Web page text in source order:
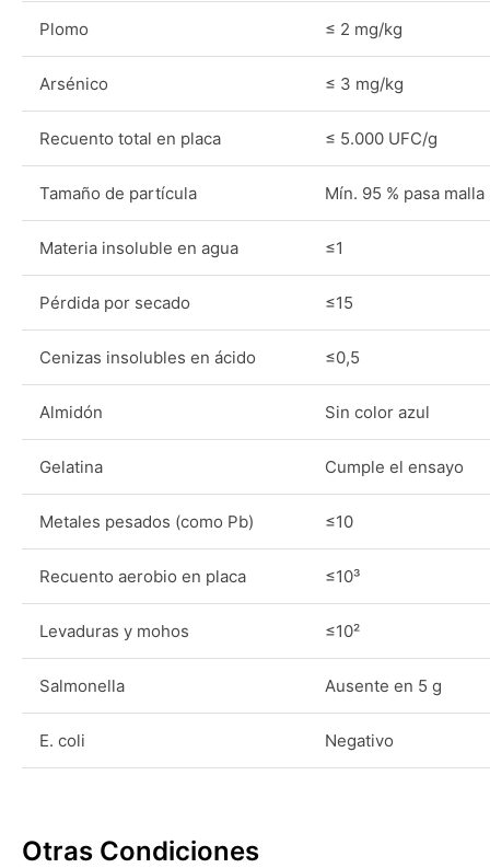
Plomo ≤ 2 mg/kg
Arsénico ≤ 3 mg/kg
Recuento total en placa ≤ 5.000 UFC/g
Tamaño de partícula Mín. 95 % pasa malla
Materia insoluble en agua ≤1
Pérdida por secado ≤15
Cenizas insolubles en ácido ≤0,5
Almidón Sin color azul
Gelatina Cumple el ensayo
Metales pesados (como Pb) ≤10
Recuento aerobio en placa ≤10³
Levaduras y mohos ≤10²
Salmonella Ausente en 5 g
E. coli Negativo
Otras Condiciones